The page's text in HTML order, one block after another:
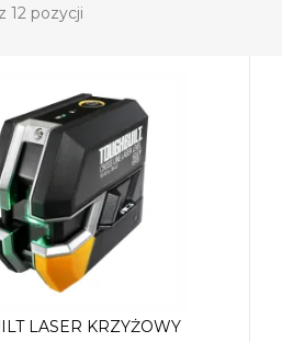
12 pozycji
LASER KRZYŻOWY